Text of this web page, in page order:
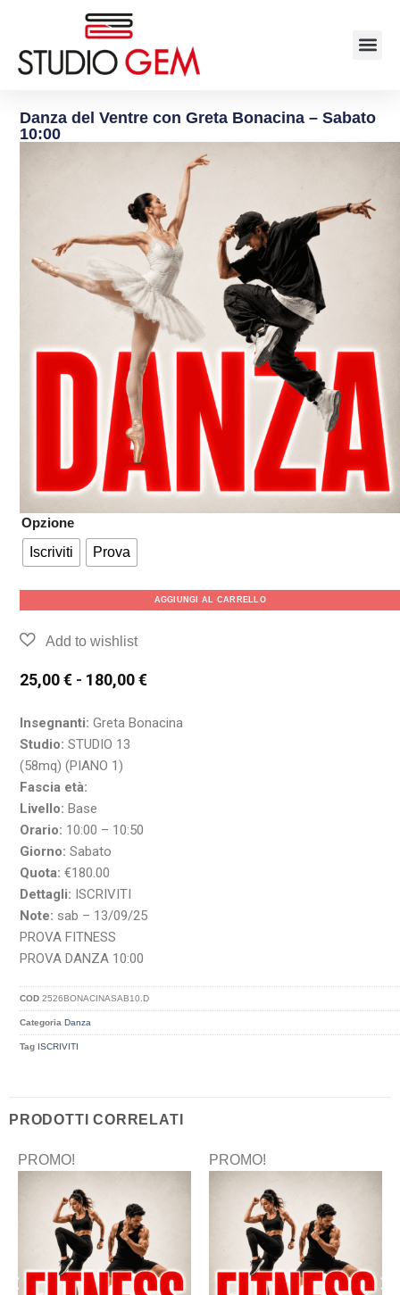
Danza del Ventre con Greta Bonacina – Sabato
10:00
Opzione
Iscriviti
Prova
AGGIUNGI AL CARRELLO
25,00€ - 180,00€
Insegnanti: Greta Bonacina
Studio: STUDIO 13
(58mq) (PIANO 1)
Fascia età:
Livello: Base
Orario: 10:00 – 10:50
Giorno: Sabato
Quota: €180.00
Dettagli: ISCRIVITI
Note: sab – 13/09/25
PROVA FITNESS
PROVA DANZA 10:00
COD2526BONACINASAB10.D
Categoria Danza
Tag ISCRIVITI
PRODOTTI CORRELATI
PROMO! PROMO!